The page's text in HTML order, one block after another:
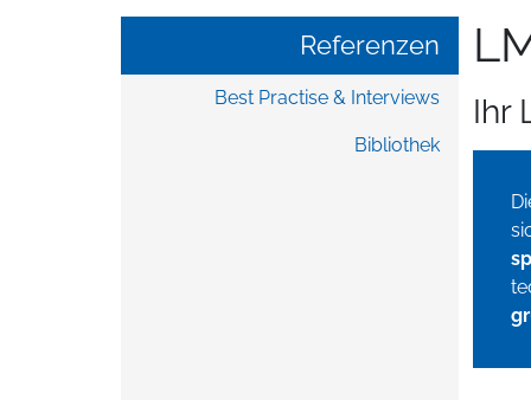
Referenzen
Best Practise & Interviews
Bibliothek
Ihr